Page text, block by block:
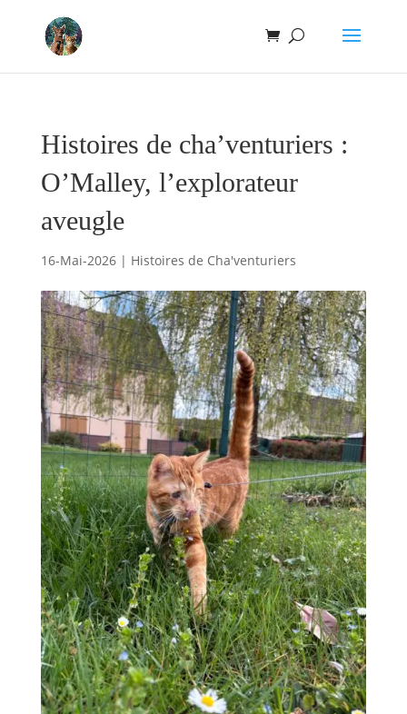
Histoires de cha’venturiers :
O’Malley, l’explorateur
aveugle
16-Mai-2026| Histoires de Cha'venturiers